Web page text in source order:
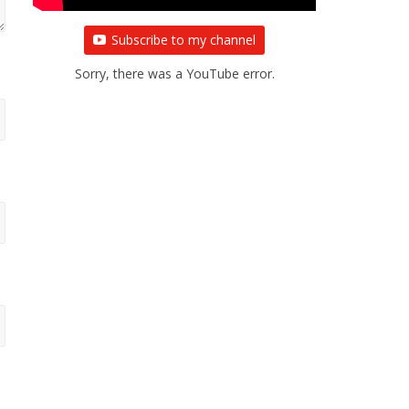
Subscribe to my channel
Sorry, there was a YouTube error.